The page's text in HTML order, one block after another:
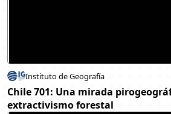
Instituto de Geografía
Chile 701: Una mirada
extractivismo forestal